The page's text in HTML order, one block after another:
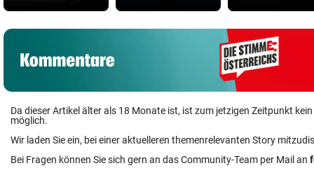
Da dieser Artikel älter als 18 Monate ist, ist zum jetzigen Zeitpunkt
möglich.
Wir laden Sie ein, bei einer aktuelleren themenrelevanten Story
Bei Fragen können Sie sich gern an das Community-Team per Mail an